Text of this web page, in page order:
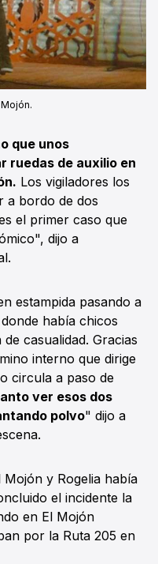
que unos
ruedas de auxilio en
Los vigiladores los
a bordo de dos
el primer caso que
dijo a
estampida pasando a
había chicos
casualidad. Gracias
interno que dirige
circula a paso de
ver esos dos
polvo" dijo a
Mojón y Rogelia había
el incidente la
en El Mojón
por la Ruta 205 en